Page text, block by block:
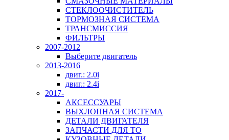
СТЕКЛООЧИСТИТЕЛЬ
ТОРМОЗНАЯ СИСТЕМА
ТРАНСМИССИЯ
ФИЛЬТРЫ
2007-2012
Выберите двигатель
2013-2016
двиг.: 2.0i
двиг.: 2.4i
2017-
АКСЕССУАРЫ
ВЫХЛОПНАЯ СИСТЕМА
ДЕТАЛИ ДВИГАТЕЛЯ
ЗАПЧАСТИ ДЛЯ ТО